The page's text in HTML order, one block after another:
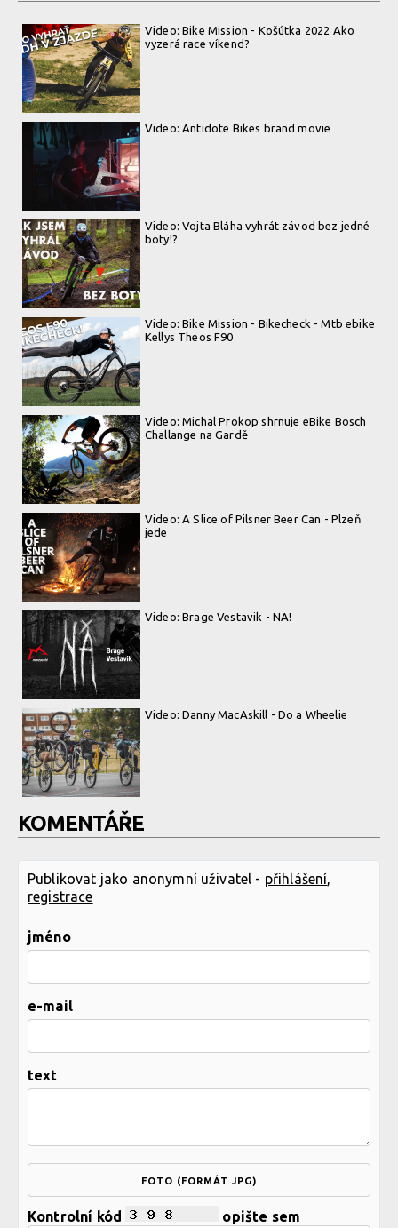
Video: Bike Mission - Košútka 2022 Ako
vyzerá race víkend?
Video: Antidote Bikes brand movie
Video: Vojta Bláha vyhrát závod bez jedné
boty!?
Video: Bike Mission - Bikecheck - Mtb ebike
Kellys Theos F90
Video: Michal Prokop shrnuje eBike Bosch
Challange na Gardě
Video: A Slice of Pilsner Beer Can - Plzeň
jede
Video: Brage Vestavik - NA!
Video: Danny MacAskill - Do a Wheelie
KOMENTÁŘE
Publikovat jako anonymní uživatel - přihlášení,
registrace
jméno
e-mail
text
FOTO (FORMÁT JPG)
Kontrolní kód opište sem